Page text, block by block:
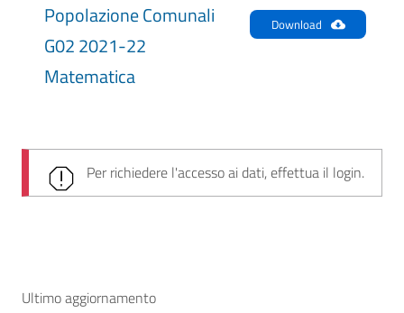
Popolazione Comunali
G02 2021-22
Matematica
Download
Per richiedere l'accesso ai dati, effettua il login.
Ultimo aggiornamento